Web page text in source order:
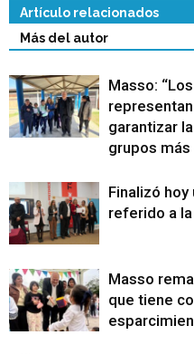
Artículo relacionados
Más del autor
Masso:
garantizar
grupos más
Finalizó
referido a
Masso
que tiene